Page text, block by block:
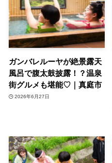
ガンバレルーヤが絶景露天
風呂で腹太鼓披露！？温泉
街グルメも堪能♡｜真庭市
2026年6月27日